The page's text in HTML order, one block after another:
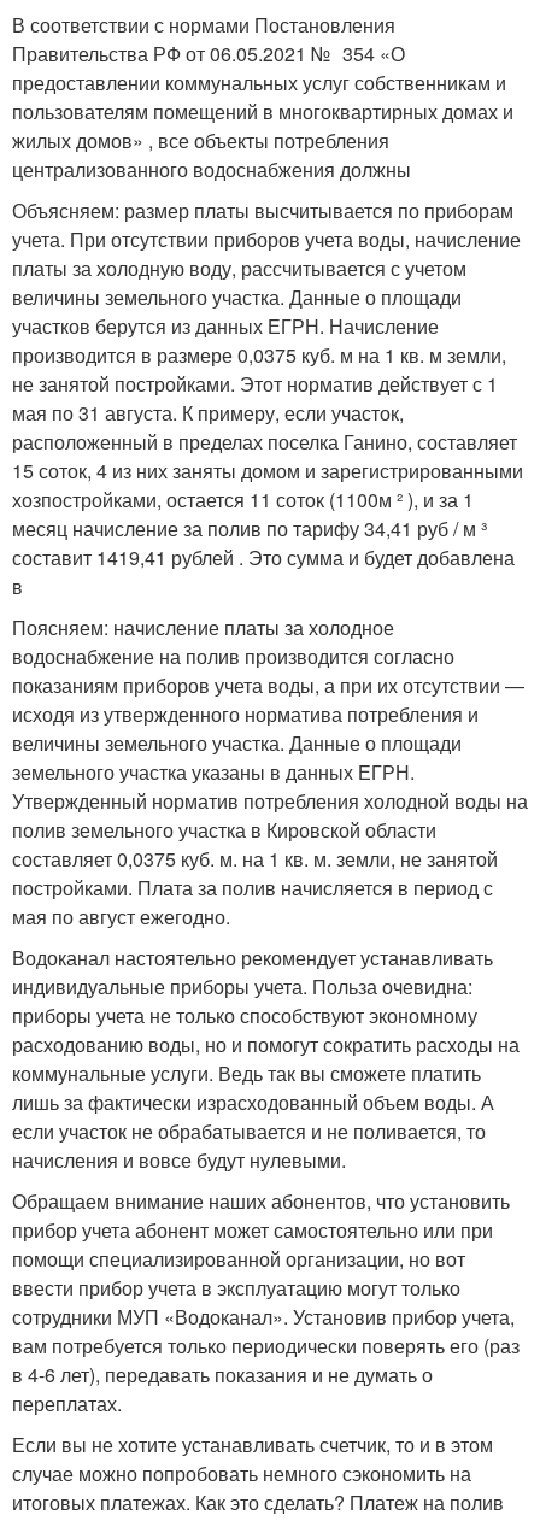
В соответствии с нормами Постановления
Правительства РФ от 06.05.2021 № 354 «О
предоставлении коммунальных услуг собственникам и
пользователям помещений в многоквартирных домах и
жилых домов» , все объекты потребления
централизованного водоснабжения должны
Объясняем: размер платы высчитывается по приборам
учета. При отсутствии приборов учета воды, начисление
платы за холодную воду, рассчитывается с учетом
величины земельного участка. Данные о площади
участков берутся из данных ЕГРН. Начисление
производится в размере 0,0375 куб. м на 1 кв. м земли,
не занятой постройками. Этот норматив действует с 1
мая по 31 августа. К примеру, если участок,
расположенный в пределах поселка Ганино, составляет
15 соток, 4 из них заняты домом и зарегистрированными
хозпостройками, остается 11 соток (1100м ² ), и за 1
месяц начисление за полив по тарифу 34,41 руб / м ³
составит 1419,41 рублей . Это сумма и будет добавлена
в
Поясняем: начисление платы за холодное
водоснабжение на полив производится согласно
показаниям приборов учета воды, а при их отсутствии —
исходя из утвержденного норматива потребления и
величины земельного участка. Данные о площади
земельного участка указаны в данных ЕГРН.
Утвержденный норматив потребления холодной воды на
полив земельного участка в Кировской области
составляет 0,0375 куб. м. на 1 кв. м. земли, не занятой
постройками. Плата за полив начисляется в период с
мая по август ежегодно.
Водоканал настоятельно рекомендует устанавливать
индивидуальные приборы учета. Польза очевидна:
приборы учета не только способствуют экономному
расходованию воды, но и помогут сократить расходы на
коммунальные услуги. Ведь так вы сможете платить
лишь за фактически израсходованный объем воды. А
если участок не обрабатывается и не поливается, то
начисления и вовсе будут нулевыми.
Обращаем внимание наших абонентов, что установить
прибор учета абонент может самостоятельно или при
помощи специализированной организации, но вот
ввести прибор учета в эксплуатацию могут только
сотрудники МУП «Водоканал». Установив прибор учета,
вам потребуется только периодически поверять его (раз
в 4-6 лет), передавать показания и не думать о
переплатах.
Если вы не хотите устанавливать счетчик, то и в этом
случае можно попробовать немного сэкономить на
итоговых платежах. Как это сделать? Платеж на полив